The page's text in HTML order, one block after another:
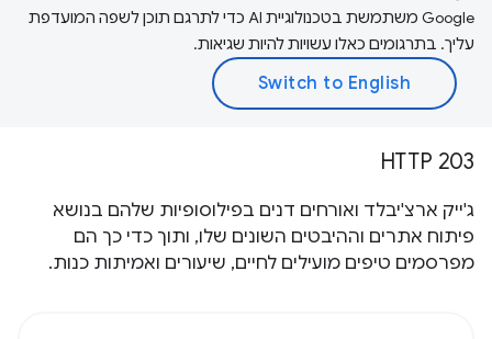
‫Google משתמשת בטכנולוגיית AI כדי לתרגם תוכן לשפה המועדפת
עליך. בתרגומים כאלו עשויות להיות שגיאות.
HTTP 203
ג'ייק ארצ'יבלד ואורחים דנים בפילוסופיות שלהם בנושא
פיתוח אתרים וההיבטים השונים שלו, ותוך כדי כך הם
מפרסמים טיפים מועילים לחיים, שיעורים ואמיתות כנות.